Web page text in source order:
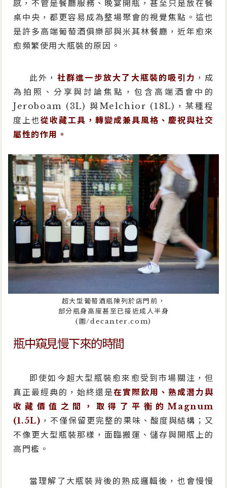
感，不管是餐廳服務、晚宴開瓶，甚至只是放在餐
桌中央，都更容易成為整場聚會的視覺焦點。這也
是許多高端葡萄酒俱樂部與米其林餐廳，近年愈來
愈頻繁使用大瓶裝的原因。
此外， 社群進一步放大了大瓶裝的吸引力 ，成
為拍照、分享與討論焦點，包含高端酒會中的
Jeroboam (3L) 與Melchior (18L)，某種程
度上也從收藏工具，轉變成兼具風格、慶祝與社交
屬性的作用。
超大型葡萄酒瓶陳列於店門前，
部分瓶身高度甚至已接近成人半身
(圖/decanter.com)
瓶中窺見慢下來的時間
即使如今超大型瓶裝愈來愈受到市場關注，但
真正最經典的，始終還是在實際飲用、熟成潛力與
收藏價值之間，取得了平衡的Magnum
(1.5L) ，不僅保留更完整的果味、酸度與結構；又
不像更大型瓶裝那樣，面臨搬運、儲存與開瓶上的
高門檻。
當理解了大瓶裝背後的熟成邏輯後，也會慢慢